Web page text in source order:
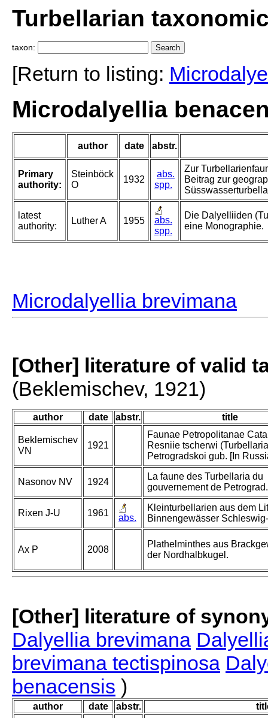
Turbellarian
taxon:
[Return to listing:
Microdalyellia
author date abstr.
Primary
authority:
Steinböck
O
1932
abs.
spp.
Zur
Beitrag zur
latest
authority:
Luther A 1955
abs.
spp.
Die Dalyelliiden
eine Monographie.
Microdalyellia brevimana
[Other] literature of valid
(Beklemischev, 1921)
author date abstr. title
Beklemischev
VN
1921
Faunae Petropolitanae
Resniie tscherwi
Petrogradskoi gub. [In
Nasonov NV 1924
La faune des Turbellaria du
gouvernement de Petrograd.
Rixen J-U 1961 abs.
Kleinturbellarien aus dem
Binnengewässer
Ax P 2008
Plathelminthes aus
der Nordhalbkugel.
[Other] literature of
Dalyellia brevimana
brevimana tectispinosa
benacensis )
author date abstr.